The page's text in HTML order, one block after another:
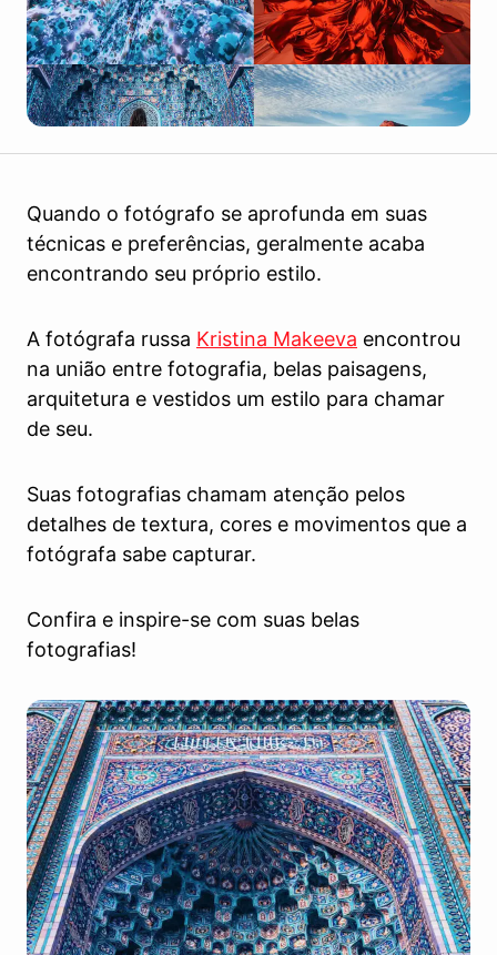
Quando o fotógrafo se aprofunda em suas
técnicas e preferências, geralmente acaba
encontrando seu próprio estilo.
A fotógrafa russa Kristina Makeeva encontrou
na união entre fotografia, belas paisagens,
arquitetura e vestidos um estilo para chamar
de seu.
Suas fotografias chamam atenção pelos
detalhes de textura, cores e movimentos que a
fotógrafa sabe capturar.
Confira e inspire-se com suas belas
fotografias!